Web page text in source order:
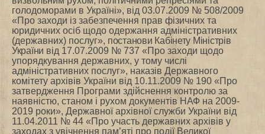
голодоморами в Україні», від 03.07.2009 № 508/2009
«Про заходи із забезпечення прав фізичних та
юридичних осіб щодо одержання адміністративних
(державних) послуг», постанови Кабінету Міністрів
України від 17.07.2009 № 737 «Про заходи щодо
упорядкування державних, у тому числі
адміністративних послуг», наказів Державного
комітету архівів України від 10.11.2009 № 190 «Про
затвердження Програми здійснення контролю за
наявністю, станом і рухом документів НАФ на 2009-
2019 роки», Державної архівної служби України від
11.04.2011 № 44 «Про участь державних архівів у
заходах з увічнення пам’яті про події Великої